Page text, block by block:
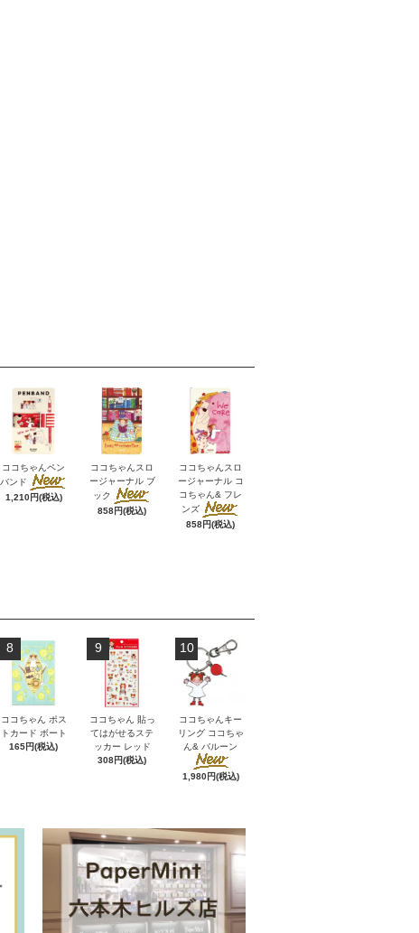
ココちゃんペン
バンド
1,210円(税込)
ココちゃんスロ
ージャーナル ブ
ック
858円(税込)
ココちゃんスロ
ージャーナル コ
コちゃん& フレ
ンズ
858円(税込)
8
ココちゃん ポス
トカード ボート
165円(税込)
9
ココちゃん 貼っ
てはがせるステ
ッカー レッド
308円(税込)
10
ココちゃんキー
リング ココちゃ
ん& バルーン
1,980円(税込)